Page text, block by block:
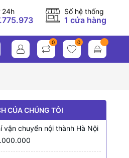
24h Số hệ thống
1 cửa hàng
0 0
CỦA CHÚNG TÔI
vận chuyển nội thành Hà Nội